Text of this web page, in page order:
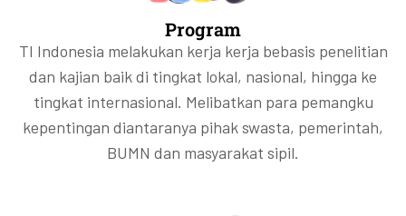
Program
TI Indonesia melakukan kerja kerja bebasis penelitian
dan kajian baik di tingkat lokal, nasional, hingga ke
tingkat internasional. Melibatkan para pemangku
kepentingan diantaranya pihak swasta, pemerintah,
BUMN dan masyarakat sipil.